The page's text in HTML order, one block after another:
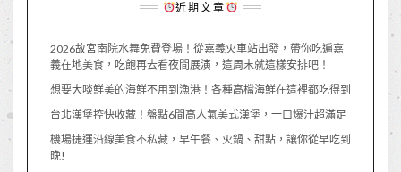
近期文章
2026故宮南院水舞免費登場！從嘉義火車站出發，帶你吃遍嘉
義在地美食，吃飽再去看夜間展演，這周末就這樣安排吧！
想要大啖鮮美的海鮮不用到漁港！各種高檔海鮮在這裡都吃得到
台北漢堡控快收藏！盤點6間高人氣美式漢堡，一口爆汁超滿足
機場捷運沿線美食不私藏，早午餐、火鍋、甜點，讓你從早吃到
晚!